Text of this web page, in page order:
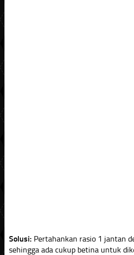
Solusi: Pertahankan rasio 1 jantan
sehingga ada cukup betina untuk